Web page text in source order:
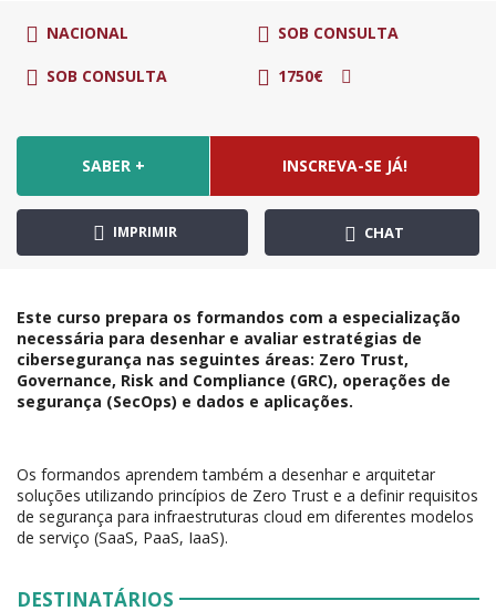
NACIONAL SOB CONSULTA
SOB CONSULTA 1750€
SABER + INSCREVA-SE JÁ!
IMPRIMIR CHAT
Este curso prepara os formandos com a especialização
necessária para desenhar e avaliar estratégias de
cibersegurança nas seguintes áreas: Zero Trust,
Governance, Risk and Compliance (GRC), operações de
segurança (SecOps) e dados e aplicações.
Os formandos aprendem também a desenhar e arquitetar
soluções utilizando princípios de Zero Trust e a definir requisitos
de segurança para infraestruturas cloud em diferentes modelos
de serviço (SaaS, PaaS, IaaS).
DESTINATÁRIOS